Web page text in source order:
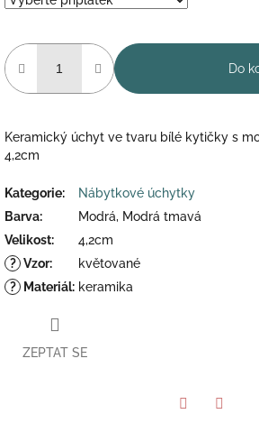
Do
Keramický úchyt ve tvaru bílé kytičky s
4,2cm
Kategorie:
Nábytkové úchytky
Barva:
Modrá, Modrá tmavá
Velikost:
4,2cm
? Vzor:
květované
?
Materiál: keramika
ZEPTAT SE